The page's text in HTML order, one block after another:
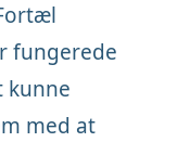
fungerede
kunne
med at